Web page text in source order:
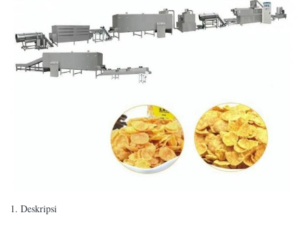
1. Deskripsi